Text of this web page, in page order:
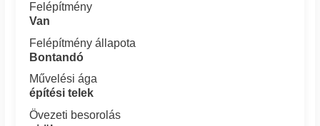
Felépítmény
Van
Felépítmény állapota
Bontandó
Művelési ága
építési telek
Övezeti besorolás